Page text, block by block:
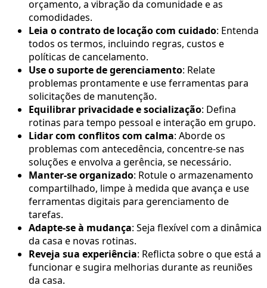
orçamento, a vibração da comunidade e as
comodidades.
Leia o contrato de locação com cuidado: Entenda
todos os termos, incluindo regras, custos e
políticas de cancelamento.
Use o suporte de gerenciamento: Relate
problemas prontamente e use ferramentas para
solicitações de manutenção.
Equilibrar privacidade e socialização: Defina
rotinas para tempo pessoal e interação em grupo.
Lidar com conflitos com calma: Aborde os
problemas com antecedência, concentre-se nas
soluções e envolva a gerência, se necessário.
Manter-se organizado: Rotule o armazenamento
compartilhado, limpe à medida que avança e use
ferramentas digitais para gerenciamento de
tarefas.
Adapte-se à mudança: Seja flexível com a dinâmica
da casa e novas rotinas.
Reveja sua experiência: Reflicta sobre o que está a
funcionar e sugira melhorias durante as reuniões
da casa.